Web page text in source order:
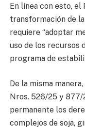
En línea con esto,
transformación de
requiere “adoptar
uso de los recursos
programa de
De la misma
Nros. 526/25 y 877/
permanente los
complejos de soja,